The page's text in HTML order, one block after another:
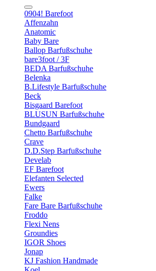
0904! Barefoot
Affenzahn
Anatomic
Baby Bare
Ballop Barfußschuhe
bare3foot / 3F
BEDA Barfußschuhe
Belenka
B.Lifestyle Barfußschuhe
Beck
Bisgaard Barefoot
BLUSUN Barfußschuhe
Bundgaard
Chetto Barfußschuhe
Crave
D.D.Step Barfußschuhe
Develab
EF Barefoot
Elefanten Selected
Ewers
Falke
Fare Bare Barfußschuhe
Froddo
Flexi Nens
Groundies
IGOR Shoes
Jonap
KJ Fashion Handmade